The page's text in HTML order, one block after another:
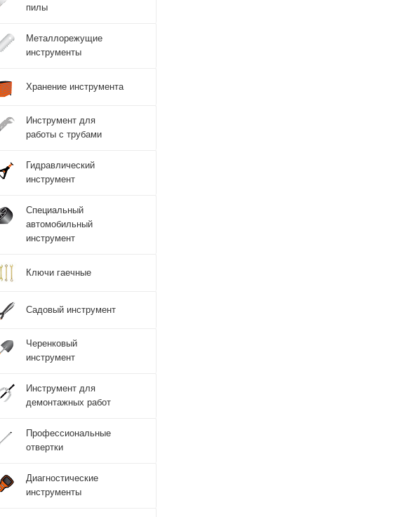
пилы
Металлорежущие
инструменты
Хранение инструмента
Инструмент для
работы с трубами
Гидравлический
инструмент
Специальный
автомобильный
инструмент
Ключи гаечные
Садовый инструмент
Черенковый
инструмент
Инструмент для
демонтажных работ
Профессиональные
отвертки
Диагностические
инструменты